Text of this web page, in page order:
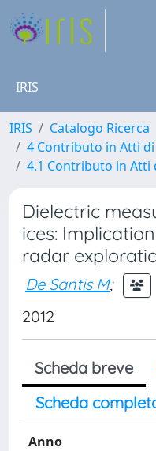
IRIS
IRIS
Catalogo Ricerca
4 Contributo in Atti
4.1 Contributo in Atti
Dielectric
ices:
radar
De Santis M;
2012
Scheda breve
Scheda
Anno